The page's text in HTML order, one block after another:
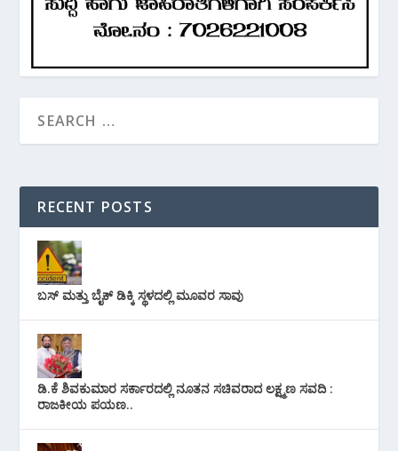
RECENT POSTS
ಬಸ್ ಮತ್ತು ಬೈಕ್ ಡಿಕ್ಕಿ ಸ್ಥಳದಲ್ಲಿ ಮೂವರ ಸಾವು
ಡಿ.ಕೆ ಶಿವಕುಮಾರ ಸರ್ಕಾರದಲ್ಲಿ ನೂತನ ಸಚಿವರಾದ ಲಕ್ಷ್ಮಣ ಸವದಿ :
ರಾಜಕೀಯ ಪಯಣ..